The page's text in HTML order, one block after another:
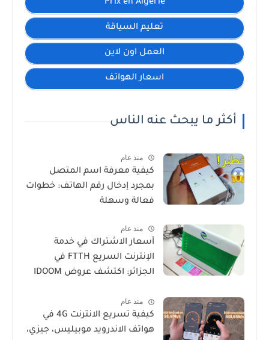
Prix en Algérie
تعليم السياقة
العمل اون لاين
اسعار الهواتف
أكثر ما يبحث عنه الناس
منذ عام
كيفية معرفة اسم المتصل
بمجرد إدخال رقم الهاتف: خطوات
فعالة وسهلة
منذ عام
أسعار الاشتراك في خدمة
الإنترنت السريع FTTH في
الجزائر: اكتشف عروض IDOOM
منذ عام
كيفية تسريع الانترنت 4G في
هواتف الاندرويد موبيليس، جيزي،